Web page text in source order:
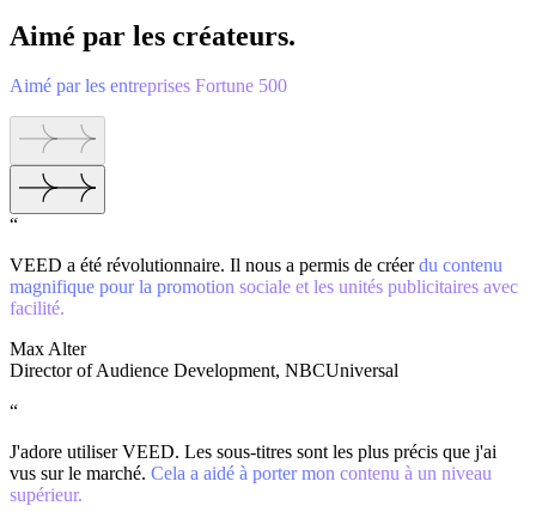
Aimé par les créateurs.
Aimé par les entreprises Fortune 500
“
VEED a été révolutionnaire. Il nous a permis de créerdu contenu
magnifique pour la promotion sociale et les unités publicitaires avec
facilité.
Max Alter
Director of Audience Development, NBCUniversal
“
J'adore utiliser VEED. Les sous-titres sont les plus précis que j'ai
vus sur le marché. Cela a aidé à porter mon contenu à un niveau
supérieur.